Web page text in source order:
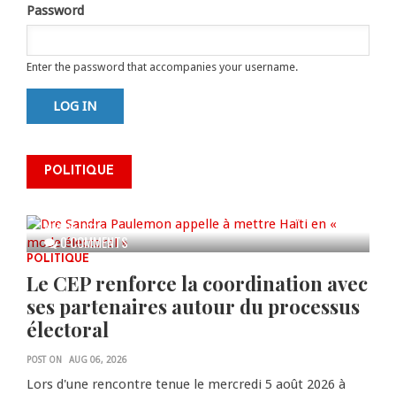
Password
Enter the password that accompanies your username.
POLITIQUE
0 COMMENTS
mettre Haïti en « mode électoral
» à travers une vaste campagne
AUG 06, 2026
POLITIQUE
Le CEP renforce la coordination avec
ses partenaires autour du processus
électoral
POST ON AUG 06, 2026
Lors d'une rencontre tenue le mercredi 5 août 2026 à